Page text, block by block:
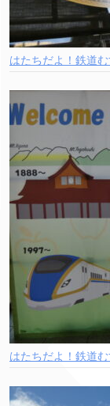
はたちだよ！鉄道
はたちだよ！鉄道